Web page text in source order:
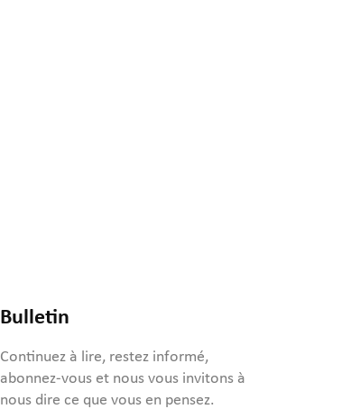
Bulletin
Continuez à lire, restez informé,
abonnez-vous et nous vous invitons à
nous dire ce que vous en pensez.